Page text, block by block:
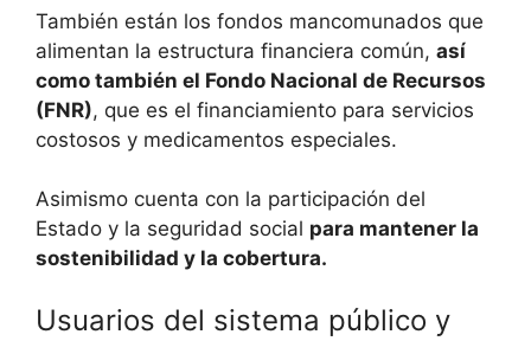
También están los fondos mancomunados que
alimentan la estructura financiera común, así
como también el Fondo Nacional de Recursos
(FNR), que es el financiamiento para servicios
costosos y medicamentos especiales.
Asimismo cuenta con la participación del
Estado y la seguridad social para mantener la
sostenibilidad y la cobertura.
Usuarios del sistema público y